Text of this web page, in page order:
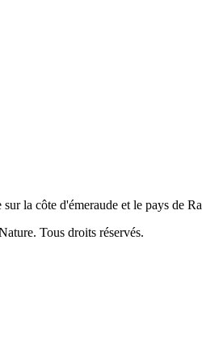
la côte d'émeraude et le pays de
Tous droits réservés.